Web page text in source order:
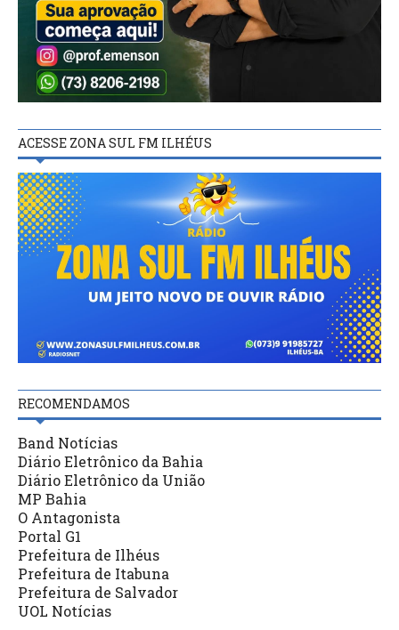
ACESSE ZONA SUL FM ILHÉUS
RECOMENDAMOS
Band Notícias
Diário Eletrônico da Bahia
Diário Eletrônico da União
MP Bahia
O Antagonista
Portal G1
Prefeitura de Ilhéus
Prefeitura de Itabuna
Prefeitura de Salvador
UOL Notícias